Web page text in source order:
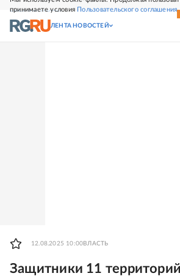
принимаете условия Пользовательского соглашения
СВЕЖИЙ НОМЕР
ЛЕНТА НОВОСТЕЙ
12.08.2025 10:00 ВЛАСТЬ
Защитники 11